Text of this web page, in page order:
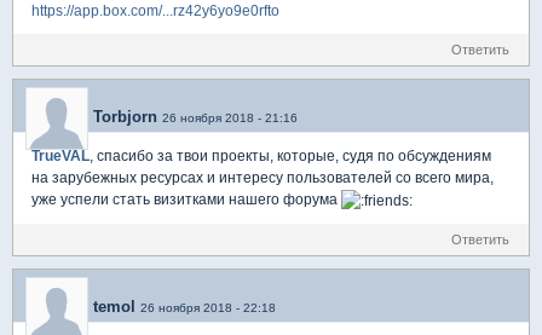
https://app.box.com/...rz42y6yo9e0rfto
Ответить
Torbjorn 26 ноября 2018 - 21:16
TrueVAL, спасибо за твои проекты, которые, судя по обсуждениям
на зарубежных ресурсах и интересу пользователей со всего мира,
уже успели стать визитками нашего форума
Ответить
temol 26 ноября 2018 - 22:18